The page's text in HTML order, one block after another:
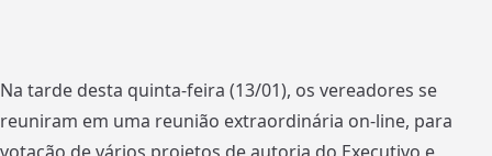
Na tarde desta quinta-feira (13/01), os vereadores se
reuniram em uma reunião extraordinária on-line, para